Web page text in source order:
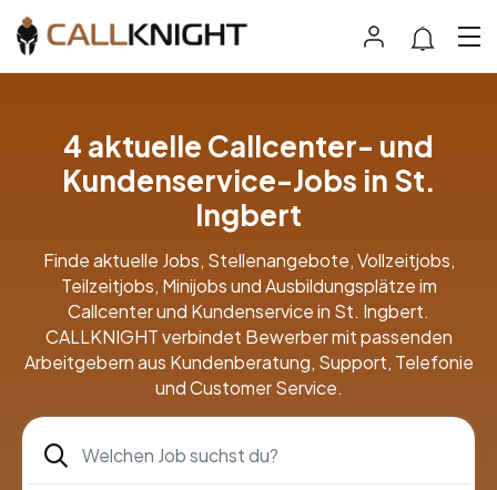
4 aktuelle Callcenter- und
Kundenservice-Jobs in St.
Ingbert
Finde aktuelle Jobs, Stellenangebote, Vollzeitjobs,
Teilzeitjobs, Minijobs und Ausbildungsplätze im
Callcenter und Kundenservice in St. Ingbert.
CALLKNIGHT verbindet Bewerber mit passenden
Arbeitgebern aus Kundenberatung, Support, Telefonie
und Customer Service.